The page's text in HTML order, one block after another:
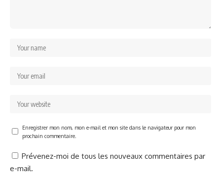
Enregistrer mon nom, mon e-mail et mon site dans le navigateur pour mon
prochain commentaire.
Prévenez-moi de tous les nouveaux commentaires par
e-mail.